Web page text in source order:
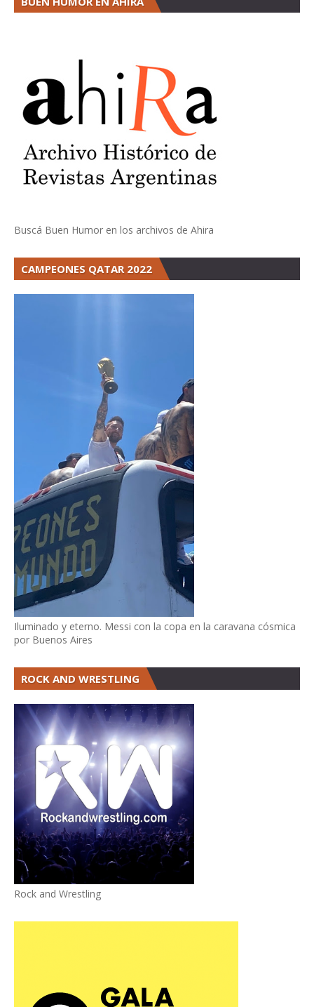
Buscá Buen Humor en los archivos de Ahira
CAMPEONES QATAR 2022
Iluminado y eterno. Messi con la copa en la caravana cósmica
por Buenos Aires
ROCK AND WRESTLING
Rock and Wrestling